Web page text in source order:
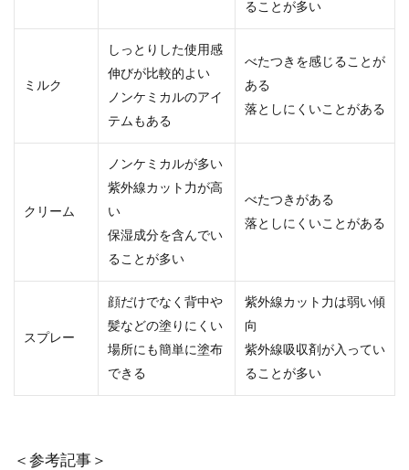
ることが多い
ミルク
しっとりした使用感
伸びが比較的よい
ノンケミカルのアイ
テムもある
べたつきを感じることが
ある
落としにくいことがある
クリーム
ノンケミカルが多い
紫外線カット力が高
い
保湿成分を含んでい
ることが多い
べたつきがある
落としにくいことがある
スプレー
顔だけでなく背中や
髪などの塗りにくい
場所にも簡単に塗布
できる
紫外線カット力は弱い傾
向
紫外線吸収剤が入ってい
ることが多い
＜参考記事＞